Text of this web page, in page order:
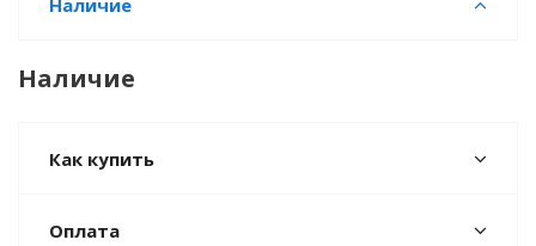
Наличие
Наличие
Как купить
Оплата